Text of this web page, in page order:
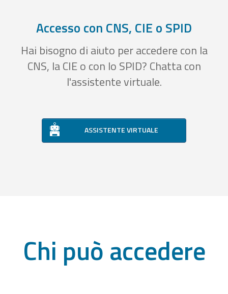
Accesso con CNS, CIE o SPID
Hai bisogno di aiuto per accedere con la
CNS, la CIE o con lo SPID? Chatta con
l'assistente virtuale.
ASSISTENTE VIRTUALE
Chi può accedere